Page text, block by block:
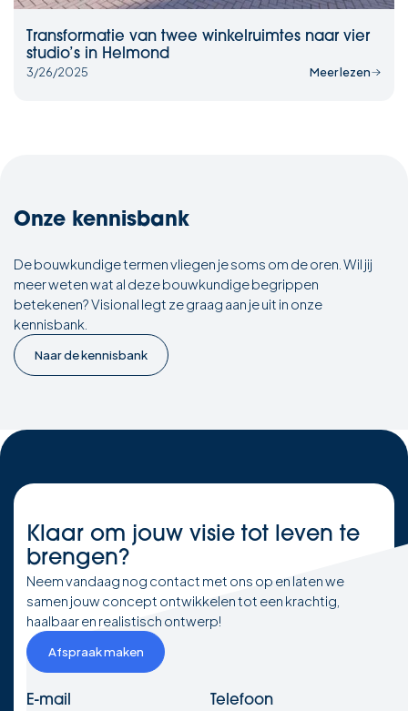
Transformatie van twee winkelruimtes naar vier
studio’s in Helmond
3/26/2025
Meer lezen
Onze kennisbank
De bouwkundige termen vliegen je soms om de oren. Wil jij
meer weten wat al deze bouwkundige begrippen
betekenen? Visional legt ze graag aan je uit in onze
kennisbank.
Naar de kennisbank
Klaar om jouw visie tot leven te
brengen?
Neem vandaag nog contact met ons op en laten we
samen jouw concept ontwikkelen tot een krachtig,
haalbaar en realistisch ontwerp!
Afspraak maken
E-mail Telefoon